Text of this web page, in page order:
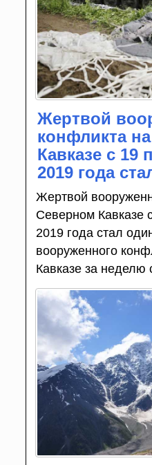
Жертвой
конфликта
Кавказе с 19
2019 года
Жертвой
Северном Кавказе
2019 года стал
вооруженного
Кавказе за неделю